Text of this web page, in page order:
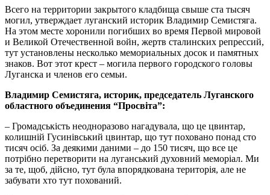
Всего на территории закрытого кладбища свыше ста тысяч
могил, утверждает луганский историк Владимир Семистяга.
На этом месте хоронили погибших во время Первой мировой
и Великой Отечественной войн, жертв сталинских репрессий,
тут установлены несколько мемориальных досок и памятных
знаков. Вот этот крест – могила первого городского головы
Луганска и членов его семьи.
Владимир Семистяга, историк, председатель Луганского
областного объединения “Просвіта”:
– Громадськість неодноразово нагадувала, що це цвинтар,
колишній Гусинівський цвинтар, що тут поховано понад сто
тисяч осіб. За деякими даними – до 150 тисяч, що все це
потрібно перетворити на луганський духовний меморіал. Ми
за те, щоб, дійсно, тут була впорядкована територія, але не
забувати хто тут похований.